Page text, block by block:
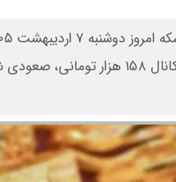
با رشد دلار تا کانال